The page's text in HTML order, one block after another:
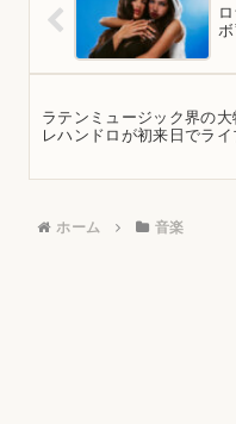
ラテンミュージック界の大
レハンドロが初来日でライ
ホーム 音楽